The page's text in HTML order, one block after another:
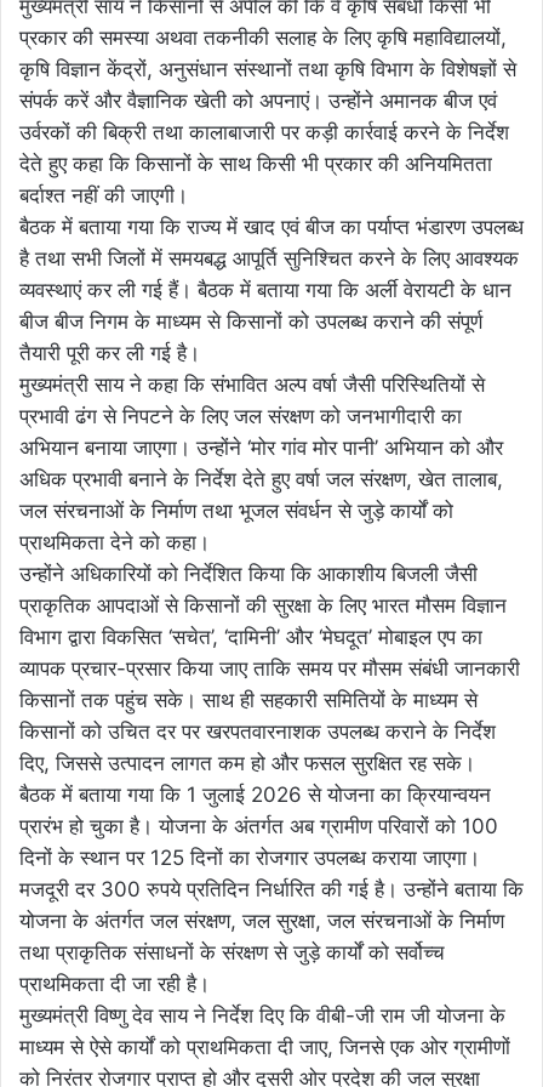
मुख्यमंत्री साय ने किसानों से अपील की कि वे कृषि संबंधी किसी भी
प्रकार की समस्या अथवा तकनीकी सलाह के लिए कृषि महाविद्यालयों,
कृषि विज्ञान केंद्रों, अनुसंधान संस्थानों तथा कृषि विभाग के विशेषज्ञों से
संपर्क करें और वैज्ञानिक खेती को अपनाएं। उन्होंने अमानक बीज एवं
उर्वरकों की बिक्री तथा कालाबाजारी पर कड़ी कार्रवाई करने के निर्देश
देते हुए कहा कि किसानों के साथ किसी भी प्रकार की अनियमितता
बर्दाश्त नहीं की जाएगी।
बैठक में बताया गया कि राज्य में खाद एवं बीज का पर्याप्त भंडारण उपलब्ध
है तथा सभी जिलों में समयबद्ध आपूर्ति सुनिश्चित करने के लिए आवश्यक
व्यवस्थाएं कर ली गई हैं। बैठक में बताया गया कि अर्ली वेरायटी के धान
बीज बीज निगम के माध्यम से किसानों को उपलब्ध कराने की संपूर्ण
तैयारी पूरी कर ली गई है।
मुख्यमंत्री साय ने कहा कि संभावित अल्प वर्षा जैसी परिस्थितियों से
प्रभावी ढंग से निपटने के लिए जल संरक्षण को जनभागीदारी का
अभियान बनाया जाएगा। उन्होंने ‘मोर गांव मोर पानी’ अभियान को और
अधिक प्रभावी बनाने के निर्देश देते हुए वर्षा जल संरक्षण, खेत तालाब,
जल संरचनाओं के निर्माण तथा भूजल संवर्धन से जुड़े कार्यों को
प्राथमिकता देने को कहा।
उन्होंने अधिकारियों को निर्देशित किया कि आकाशीय बिजली जैसी
प्राकृतिक आपदाओं से किसानों की सुरक्षा के लिए भारत मौसम विज्ञान
विभाग द्वारा विकसित ‘सचेत’, ‘दामिनी’ और ‘मेघदूत’ मोबाइल एप का
व्यापक प्रचार-प्रसार किया जाए ताकि समय पर मौसम संबंधी जानकारी
किसानों तक पहुंच सके। साथ ही सहकारी समितियों के माध्यम से
किसानों को उचित दर पर खरपतवारनाशक उपलब्ध कराने के निर्देश
दिए, जिससे उत्पादन लागत कम हो और फसल सुरक्षित रह सके।
बैठक में बताया गया कि 1 जुलाई 2026 से योजना का क्रियान्वयन
प्रारंभ हो चुका है। योजना के अंतर्गत अब ग्रामीण परिवारों को 100
दिनों के स्थान पर 125 दिनों का रोजगार उपलब्ध कराया जाएगा।
मजदूरी दर 300 रुपये प्रतिदिन निर्धारित की गई है। उन्होंने बताया कि
योजना के अंतर्गत जल संरक्षण, जल सुरक्षा, जल संरचनाओं के निर्माण
तथा प्राकृतिक संसाधनों के संरक्षण से जुड़े कार्यों को सर्वोच्च
प्राथमिकता दी जा रही है।
मुख्यमंत्री विष्णु देव साय ने निर्देश दिए कि वीबी-जी राम जी योजना के
माध्यम से ऐसे कार्यों को प्राथमिकता दी जाए, जिनसे एक ओर ग्रामीणों
को निरंतर रोजगार प्राप्त हो और दूसरी ओर प्रदेश की जल सुरक्षा